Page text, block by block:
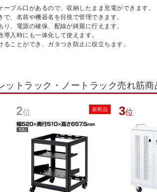
ーブル口があるので、収納したまま充電ができます。
で、名前や機器名を目視で管理できます。
り、電源の確保、配線が綺麗に行えます。
導入時にも一体化して使えます。
ることができ、ガタつき防止に役立ちます。
ットラック・ノートラック売れ筋
2位 新商品 3位